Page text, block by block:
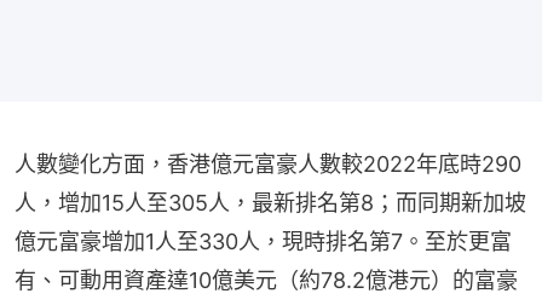
人數變化方面，香港億元富豪人數較2022年底時290
人，增加15人至305人，最新排名第8；而同期新加坡
億元富豪增加1人至330人，現時排名第7。至於更富
有、可動用資產達10億美元（約78.2億港元）的富豪